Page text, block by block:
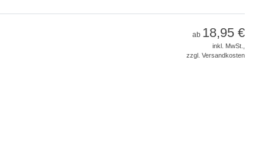
ab 18,95 €
inkl. MwSt.,
zzgl. Versandkosten